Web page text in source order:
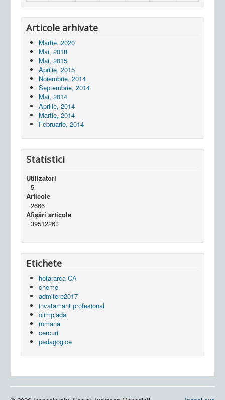
Articole arhivate
Martie, 2020
Mai, 2018
Mai, 2015
Aprilie, 2015
Noiembrie, 2014
Septembrie, 2014
Mai, 2014
Aprilie, 2014
Martie, 2014
Februarie, 2014
Statistici
Utilizatori
5
Articole
2666
Afișări articole
39512263
Etichete
hotararea CA
cneme
admitere2017
invatamant profesional
olimpiada
romana
cercuri
pedagogice